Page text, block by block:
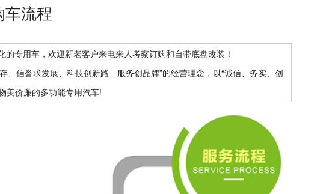
车流程
专用车，欢迎新老客户来电来人考察订购和自带底盘改装！
信誉求发展、科技创新路、服务创品牌”的经营理念，以“诚信、务实、创
美价廉的多功能专用汽车!